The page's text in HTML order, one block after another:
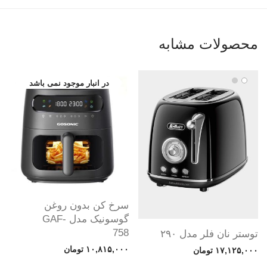
محصولات مشابه
توستر نان فلر مدل ۲۹۰
۱۷,۱۲۵,۰۰۰ تومان
سرخ کن بدون روغن
گوسونیک مدل GAF-
758
۱۰,۸۱۵,۰۰۰ تومان